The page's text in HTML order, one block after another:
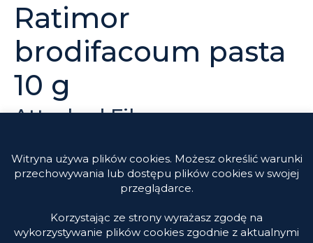
Ratimor
brodifacoum pasta
10 g
Attached Files
Witryna używa plików cookies. Możesz określić warunki
przechowywania lub dostępu plików cookies w swojej
przeglądarce.
Korzystając ze strony wyrażasz zgodę na
wykorzystywanie plików cookies zgodnie z aktualnymi